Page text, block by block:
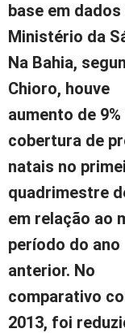
base em dados
Ministério da
Na Bahia,
Chioro, houve
aumento de 9%
cobertura de
natais no
quadrimestre
em relação ao
período do ano
anterior. No
comparativo
2013, foi